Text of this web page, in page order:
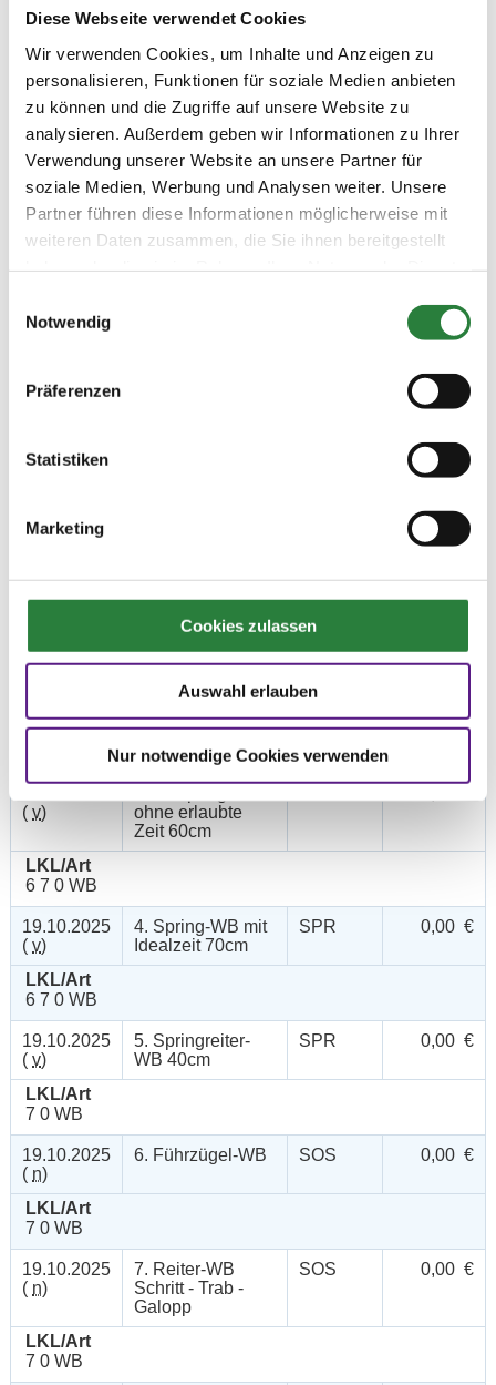
Diese Webseite verwendet Cookies
Wir verwenden Cookies, um Inhalte und Anzeigen zu
personalisieren, Funktionen für soziale Medien anbieten
zu können und die Zugriffe auf unsere Website zu
analysieren. Außerdem geben wir Informationen zu Ihrer
Verwendung unserer Website an unsere Partner für
soziale Medien, Werbung und Analysen weiter. Unsere
Partner führen diese Informationen möglicherweise mit
weiteren Daten zusammen, die Sie ihnen bereitgestellt
Notwendig
Präferenzen
Statistiken
Marketing
Cookies zulassen
Auswahl erlauben
Nur notwendige Cookies verwenden
u 20x60m Außen/ Sand
Vorläufige Zeitenteilung:
So. vorm.: 1,2,3,4,5; nachm.: 6,7,8,9
Ergebnisse:
Prüfungen
Datum Preisgeld
19.10.2025
150,00 €
LKL/Art
19.10.2025
2. Springprüfung
SPR 150,00 €
LKL/Art
( v)
ohne erlaubte
Zeit 60cm
LKL/Art
6 7 0 WB
19.10.2025
( v)
4. Spring-WB mit
Idealzeit 70cm
SPR 0,00 €
LKL/Art
6 7 0 WB
19.10.2025
( v)
5. Springreiter-
WB 40cm
SPR 0,00 €
LKL/Art
7 0 WB
19.10.2025
( n)
6. Führzügel-WB SOS 0,00 €
LKL/Art
7 0 WB
19.10.2025
( n)
7. Reiter-WB
Schritt - Trab -
Galopp
SOS 0,00 €
LKL/Art
7 0 WB